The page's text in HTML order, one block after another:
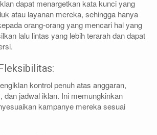
dapat menargetkan kata kunci yang
atau layanan mereka, sehingga hanya
orang-orang yang mencari hal yang
lalu lintas yang lebih terarah dan dapat
kontrol penuh atas anggaran,
dan jadwal iklan. Ini memungkinkan
kampanye mereka sesuai